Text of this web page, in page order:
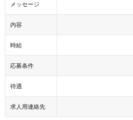
メッセージ
内容
時給
応募条件
待遇
求人用連絡先